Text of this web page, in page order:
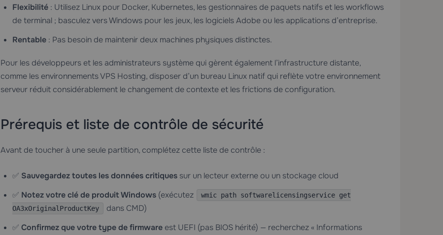
Flexibilité: Utilisez Linux pour Docker, Kubernetes, les gestionnaires de paquets natifs et les workflows
de terminal ; basculez vers Windows pour les jeux, les logiciels Adobe ou les applications d’entreprise.
Rentable: Pas besoin de maintenir deux machines physiques distinctes.
Pour les développeurs et les administrateurs système qui gèrent également l’infrastructure distante,
comme les environnementsVPS Hosting, disposer d’un bureau Linux natif qui reflète votre environnement
serveur réduit considérablement le changement de contexte et les frictions de configuration.
Prérequis et liste de contrôle de sécurité
Avant de toucher à une seule partition, complétez cette liste de contrôle :
✅ Sauvegardez toutes les données critiquessur un lecteur externe ou un stockage cloud
✅ Notez votre clé de produit Windows(exécutez
wmic path softwarelicensingservice get
OA3xOriginalProductKey
dans CMD)
✅ Confirmez que votre type de firmwareest UEFI (pas BIOS hérité) — recherchez « Informations